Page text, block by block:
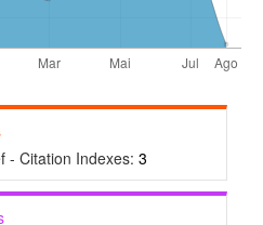
- Citation Indexes: 3